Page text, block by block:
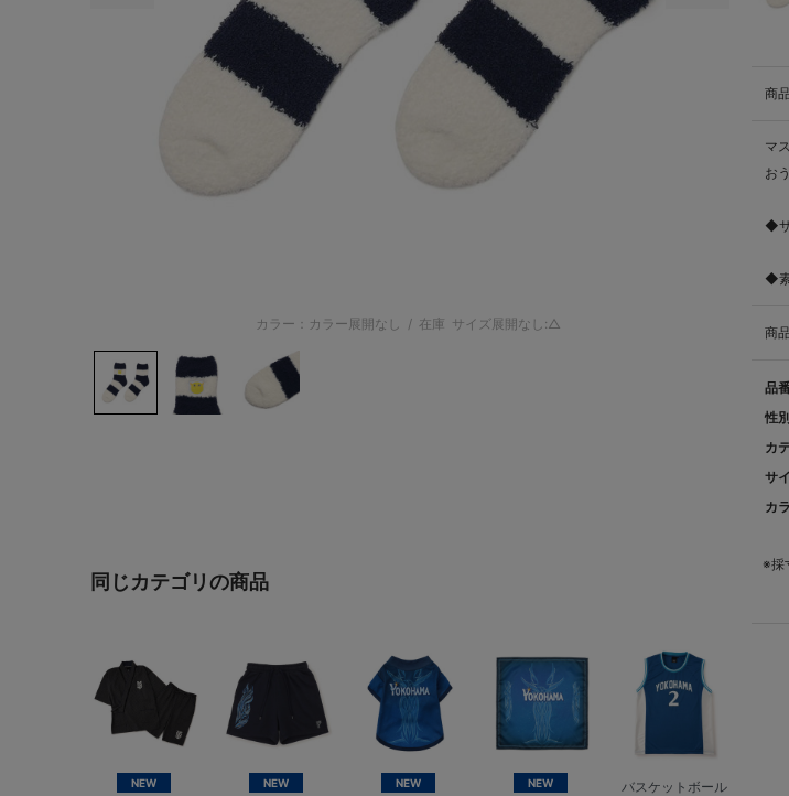
カラー：カラー展開なし / 在庫 サイズ展開なし:△
同じカテゴリの商品
NEW NEW NEW NEW
バスケットボール
商
マ
お
◆
◆
商
品
性
カ
サ
カ
※採